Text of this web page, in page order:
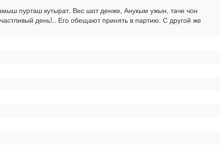
пурташ кутырат. Вес шот денже, Анукым ужын, таче чон
день!.. Его обещают принять в партию. С другой же